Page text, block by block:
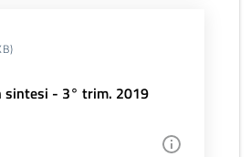
sintesi - 3° trim. 2019